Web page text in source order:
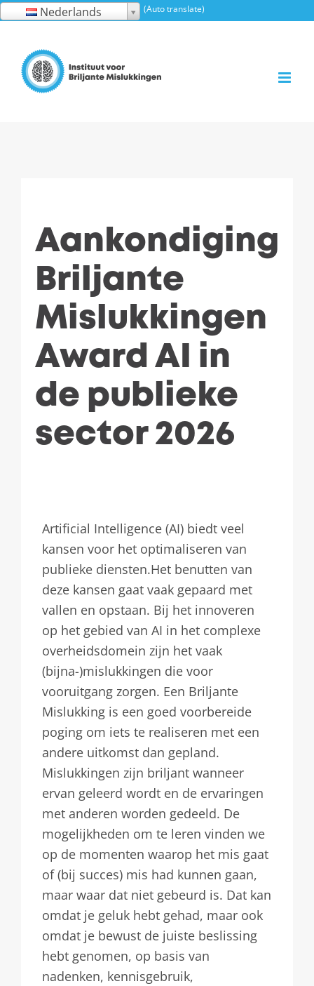
Ga
inhoud
Nederlands (Auto translate)
Aankondiging
Briljante
Mislukkingen
Award AI in
de publieke
sector 2026
Artificial Intelligence (AI) biedt veel
kansen voor het optimaliseren van
publieke diensten.Het benutten van
deze kansen gaat vaak gepaard met
vallen en opstaan. Bij het innoveren
op het gebied van AI in het complexe
overheidsdomein zijn het vaak
(bijna-)mislukkingen die voor
vooruitgang zorgen. Een Briljante
Mislukking is een goed voorbereide
poging om iets te realiseren met een
andere uitkomst dan gepland.
Mislukkingen zijn briljant wanneer
ervan geleerd wordt en de ervaringen
met anderen worden gedeeld. De
mogelijkheden om te leren vinden we
op de momenten waarop het mis gaat
of (bij succes) mis had kunnen gaan,
maar waar dat niet gebeurd is. Dat kan
omdat je geluk hebt gehad, maar ook
omdat je bewust de juiste beslissing
hebt genomen, op basis van
nadenken, kennisgebruik,